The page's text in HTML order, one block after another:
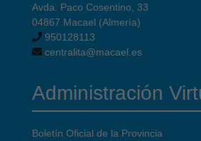
Avda. Paco Cosentino, 33
04867 Macael (Almería)
950128113
centralita@macael.es
Administración
Boletín Oficial de la Provincia